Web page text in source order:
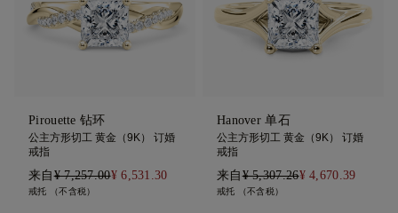
Pirouette 钻环
公主方形切工 黄金（9K） 订婚
戒指
来自¥ 7,257.00¥ 6,531.30
戒托 （不含税）
Hanover 单石
公主方形切工 黄金（9K） 订婚
戒指
来自¥ 5,307.26¥ 4,670.39
戒托 （不含税）